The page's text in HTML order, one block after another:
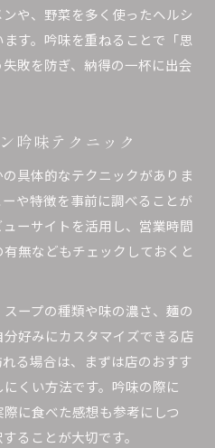
や、野菜を多く使ったヘルシ
す。吟味を重ねることで「思
敗を防ぎ、納得の一杯に出会
吟味テクニック
具体的なテクニックがありま
や特徴を事前に調べることが
ーサイトを活用し、営業時間
無などもチェックしておくと
ープの種類や味の濃さ、麺の
好みにカスタマイズできる店
る場合は、まずは店のおすす
くい方法です。吟味の際に
に食べた感想も参考にしつ
ることが大切です。